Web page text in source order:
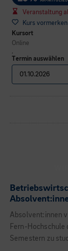
Veranstaltung
Kurs vormerken
Kursort
Online
,
Termin auswählen
Absolvent:innen
Fern-
Semestern zu